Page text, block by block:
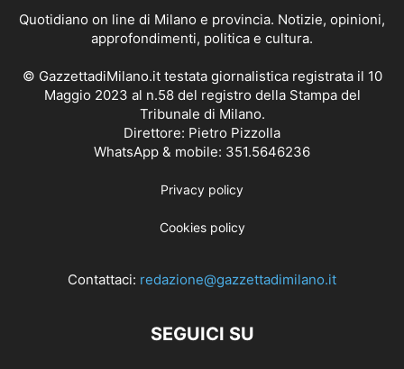
Quotidiano on line di Milano e provincia. Notizie, opinioni,
approfondimenti, politica e cultura.
© GazzettadiMilano.it testata giornalistica registrata il 10
Maggio 2023 al n.58 del registro della Stampa del
Tribunale di Milano.
Direttore: Pietro Pizzolla
WhatsApp & mobile: 351.5646236
Privacy policy
Cookies policy
Contattaci: redazione@gazzettadimilano.it
SEGUICI SU